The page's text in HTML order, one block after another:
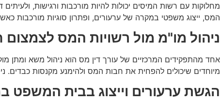
מחלוקות עם רשות המיסים יכולות להיות מורכבות ורגישות,
המס, ייצוג משפטי במקרה של ערעורים, ופתרון סוגיות מורכבות
ניהול מו"מ מול רשויות המס
אחד מהתפקידים המרכזיים של עורך דין מס הוא ניהול משא ומתן
מיוחדים שיכולים להפחית את חבות המס ולהימנע מקנסות כבדים.
הגשת ערעורים וייצוג בבית המשפט